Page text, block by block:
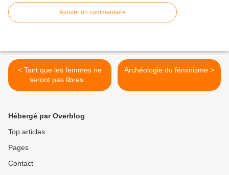
Ajouter un commentaire
< Tant que les femmes ne
seront pas libres…
Archéologie du féminisme >
Hébergé par Overblog
Top articles
Pages
Contact